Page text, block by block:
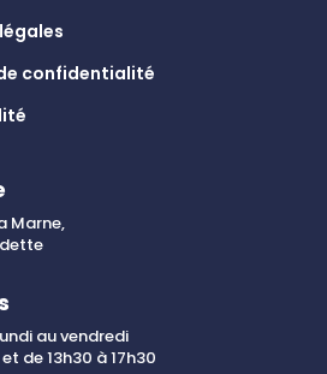
confidentialité
Marne,
au vendredi
de 13h30 à 17h30